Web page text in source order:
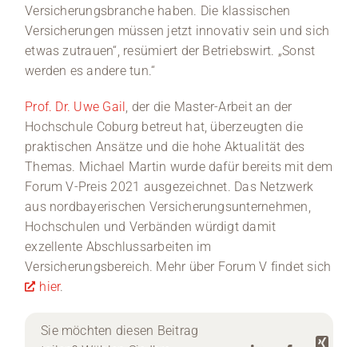
Versicherungsbranche haben. Die klassischen
Versicherungen müssen jetzt innovativ sein und sich
etwas zutrauen“, resümiert der Betriebswirt. „Sonst
werden es andere tun.“
Prof. Dr. Uwe Gail , der die Master-Arbeit an der
Hochschule Coburg betreut hat, überzeugten die
praktischen Ansätze und die hohe Aktualität des
Themas. Michael Martin wurde dafür bereits mit dem
Forum V-Preis 2021 ausgezeichnet. Das Netzwerk
aus nordbayerischen Versicherungsunternehmen,
Hochschulen und Verbänden würdigt damit
exzellente Abschlussarbeiten im
Versicherungsbereich. Mehr über Forum V findet sich
hier.
Sie möchten diesen Beitrag